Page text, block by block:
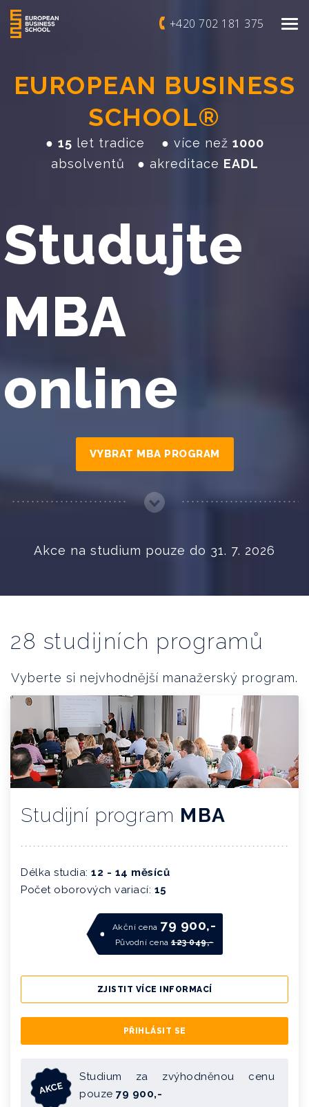
+420 702 181 375
EUROPEAN BUSINESS
SCHOOL®
● 15 let tradice ● více než 1000
absolventů ● akreditace EADL
Studujte
MBA
online
VYBRAT MBA PROGRAM
Akce na studium pouze do 31. 7. 2026
28 studijních programů
Vyberte si nejvhodnější manažerský program.
Studijní program MBA
Délka studia: 12 - 14 měsíců
Počet oborových variací: 15
Akční cena 79 900,-
Původní cena 123 049,-
ZJISTIT VÍCE INFORMACÍ
PŘIHLÁSIT SE
Studium za zvýhodněnou cenu
pouze 79 900,-
AKCE